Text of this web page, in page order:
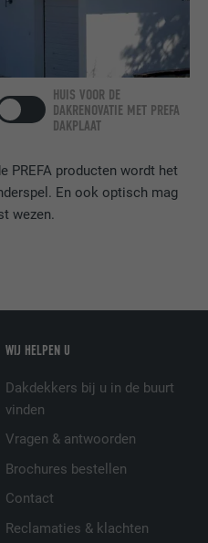
PREFA producten wordt het
En ook optisch mag
wezen.
HUIS VOOR DE
DAKRENOVATIE MET PREFA
DAKPLAAT
WIJ HELPEN U
Dakdekkers bij u in de buurt
vinden
Vragen & antwoorden
Brochures bestellen
Contact
Reclamaties & klachten
de socialnetworking-dienst
het volgen van het gebruik
diensten.
om bezoekers op meerdere
om op basis van de
de bezoeker relevante